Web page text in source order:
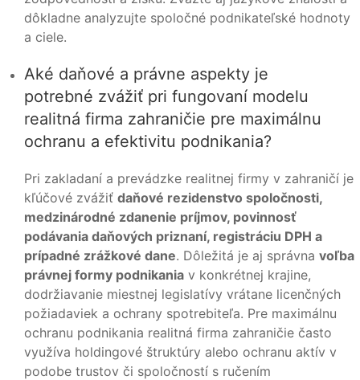
dôkladne analyzujte spoločné podnikateľské hodnoty
a ciele.
Aké daňové a právne aspekty je
potrebné zvážiť pri fungovaní modelu
realitná firma zahraničie pre maximálnu
ochranu a efektivitu podnikania?
Pri zakladaní a prevádzke realitnej firmy v zahraničí je
kľúčové zvážiť daňové rezidenstvo spoločnosti,
medzinárodné zdanenie príjmov, povinnosť
podávania daňových priznaní, registráciu DPH a
prípadné zrážkové dane. Dôležitá je aj správna voľba
právnej formy podnikania v konkrétnej krajine,
dodržiavanie miestnej legislatívy vrátane licenčných
požiadaviek a ochrany spotrebiteľa. Pre maximálnu
ochranu podnikania realitná firma zahraničie často
využíva holdingové štruktúry alebo ochranu aktív v
podobe trustov či spoločností s ručením